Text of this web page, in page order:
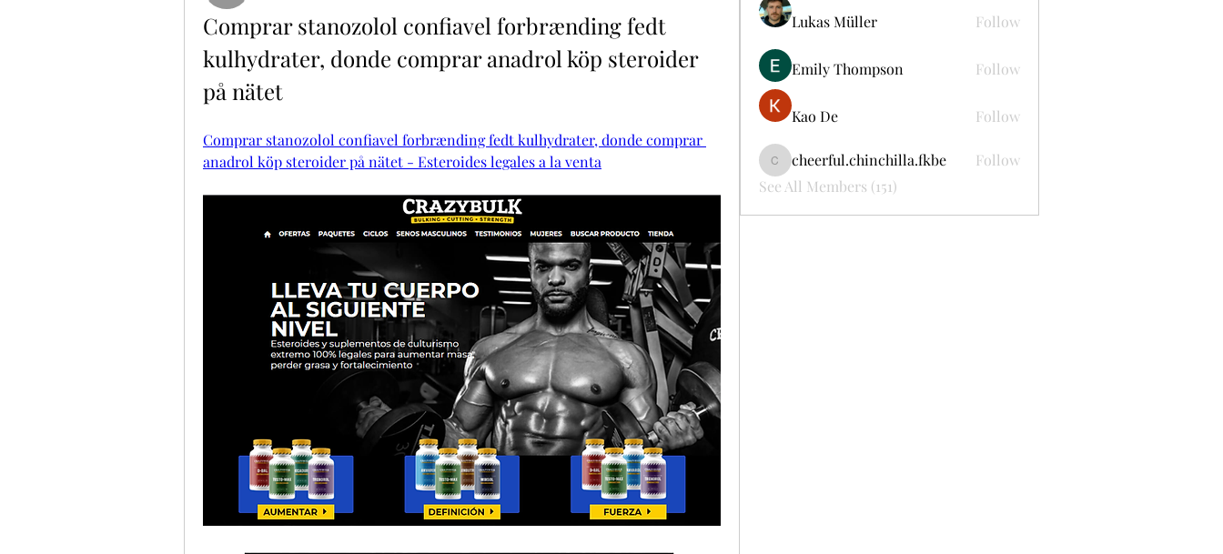
Comprar stanozolol confiavel forbrænding fedt
kulhydrater, donde comprar anadrol köp steroider
på nätet
Comprar stanozolol confiavel forbrænding fedt kulhydrater, donde comprar
anadrol köp steroider på nätet - Esteroides legales a la venta
Lukas Müller Follow
Emily Thompson Follow
Kao De Follow
cheerful.chinchilla.fkbe
cheerful.chinchilla.fkbe
Follow
See All Members (151)